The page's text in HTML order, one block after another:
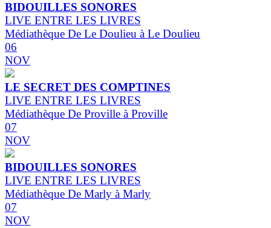
BIDOUILLES SONORES
LIVE ENTRE LES LIVRES
Médiathèque De Le Doulieu à Le Doulieu
06
NOV
LE SECRET DES COMPTINES
LIVE ENTRE LES LIVRES
Médiathèque De Proville à Proville
07
NOV
BIDOUILLES SONORES
LIVE ENTRE LES LIVRES
Médiathèque De Marly à Marly
07
NOV